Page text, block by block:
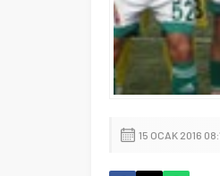
15 OCAK 2016